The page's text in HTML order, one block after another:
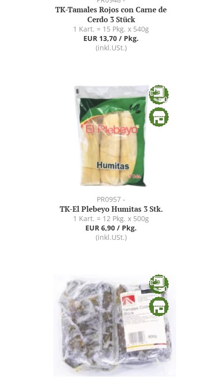
TK-Tamales Rojos con Carne de
Cerdo 3 Stück
1 Kart. = 15 Pkg. x 540g
EUR 13,70 / Pkg.
(inkl.USt.)
PR0957 -
TK-El Plebeyo Humitas 3 Stk.
1 Kart. = 12 Pkg. x 500g
EUR 6,90 / Pkg.
(inkl.USt.)